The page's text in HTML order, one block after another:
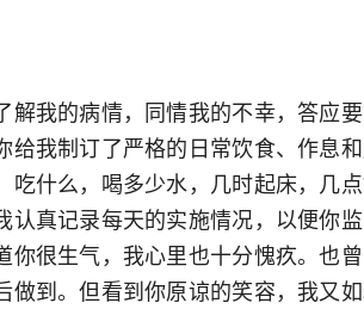
我的病情，同情我的不幸，答应
我制订了严格的日常饮食、作息
什么，喝多少水，几时起床，几
真记录每天的实施情况，以便你
很生气，我心里也十分愧疚。也
到。但看到你原谅的笑容，我又